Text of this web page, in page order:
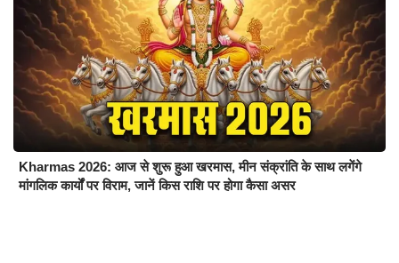
Kharmas 2026: आज से शुरू हुआ खरमास, मीन संक्रांति के साथ लगेंगे
मांगलिक कार्यों पर विराम, जानें किस राशि पर होगा कैसा असर